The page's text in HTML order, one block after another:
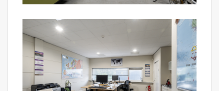
onder één dak;
- Ruime bedrijfshal met overheaddeur en aparte
loopdeur;
- Lichte, representatieve kantoorverdieping met
keukenblok;
- Eigen terrein met oprit en parkeerplaats voor de
deur;